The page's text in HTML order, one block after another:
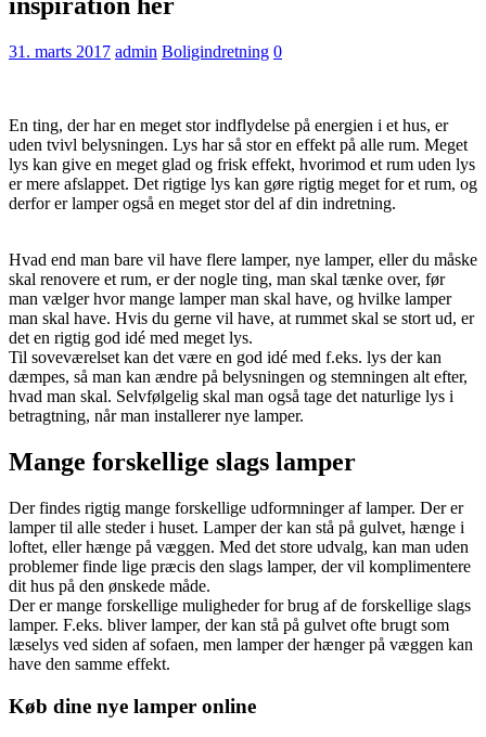
inspiration her
31. marts 2017 admin Boligindretning 0
En ting, der har en meget stor indflydelse på energien i et hus, er
uden tvivl belysningen. Lys har så stor en effekt på alle rum. Meget
lys kan give en meget glad og frisk effekt, hvorimod et rum uden lys
er mere afslappet. Det rigtige lys kan gøre rigtig meget for et rum, og
derfor er lamper også en meget stor del af din indretning.
Hvad end man bare vil have flere lamper, nye lamper, eller du måske
skal renovere et rum, er der nogle ting, man skal tænke over, før
man vælger hvor mange lamper man skal have, og hvilke lamper
man skal have. Hvis du gerne vil have, at rummet skal se stort ud, er
det en rigtig god idé med meget lys.
Til soveværelset kan det være en god idé med f.eks. lys der kan
dæmpes, så man kan ændre på belysningen og stemningen alt efter,
hvad man skal. Selvfølgelig skal man også tage det naturlige lys i
betragtning, når man installerer nye lamper.
Mange forskellige slags lamper
Der findes rigtig mange forskellige udformninger af lamper. Der er
lamper til alle steder i huset. Lamper der kan stå på gulvet, hænge i
loftet, eller hænge på væggen. Med det store udvalg, kan man uden
problemer finde lige præcis den slags lamper, der vil komplimentere
dit hus på den ønskede måde.
Der er mange forskellige muligheder for brug af de forskellige slags
lamper. F.eks. bliver lamper, der kan stå på gulvet ofte brugt som
læselys ved siden af sofaen, men lamper der hænger på væggen kan
have den samme effekt.
Køb dine nye lamper online